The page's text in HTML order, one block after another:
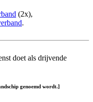
(2x),
.
doet als drijvende
genoemd wordt.]